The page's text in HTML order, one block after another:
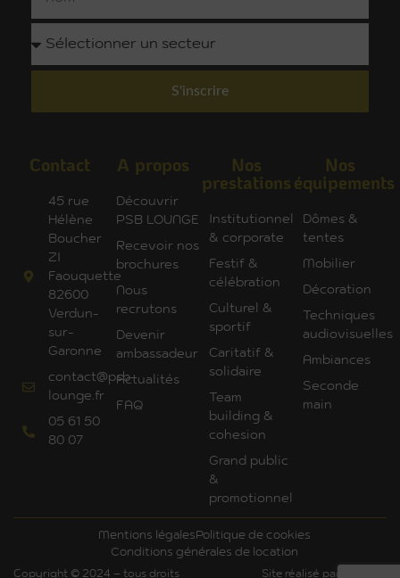
S'inscrire
Contact
45 rue
Hélène
Boucher
ZI
Faouquette
82600
Verdun-
sur-
Garonne
contact@psb-
lounge.fr
05 61 50
80 07
A propos
Découvrir
PSB LOUNGE
Recevoir nos
brochures
Nous
recrutons
Devenir
ambassadeur
Actualités
FAQ
Nos
prestations
Institutionnel
& corporate
Festif &
célébration
Culturel &
sportif
Caritatif &
solidaire
Team
building &
cohesion
Grand public
&
promotionnel
Nos
équipements
Dômes &
tentes
Mobilier
Décoration
Techniques
audiovisuelles
Ambiances
Seconde
main
Mentions légalesPolitique de cookies
Conditions générales de location
Copyright © 2024 – tous droits Site réalisé par Art'Com